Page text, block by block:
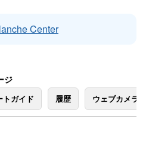
Center
ジ
トガイド 履歴 ウェブカメラ